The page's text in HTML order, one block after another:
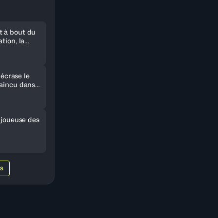
à bout du
la
le
dans
des